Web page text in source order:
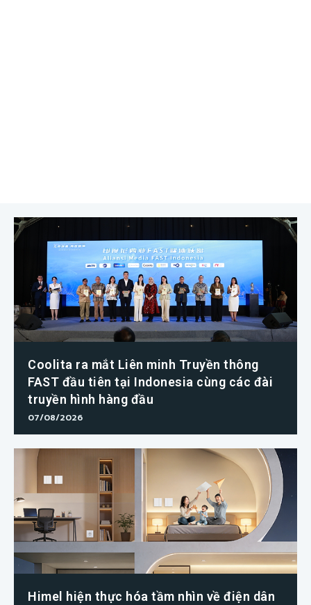
Coolita ra mắt Liên minh Truyền thông
FAST đầu tiên tại Indonesia cùng các đài
truyền hình hàng đầu
07/08/2026
Himel hiện thực hóa tầm nhìn về điện dân